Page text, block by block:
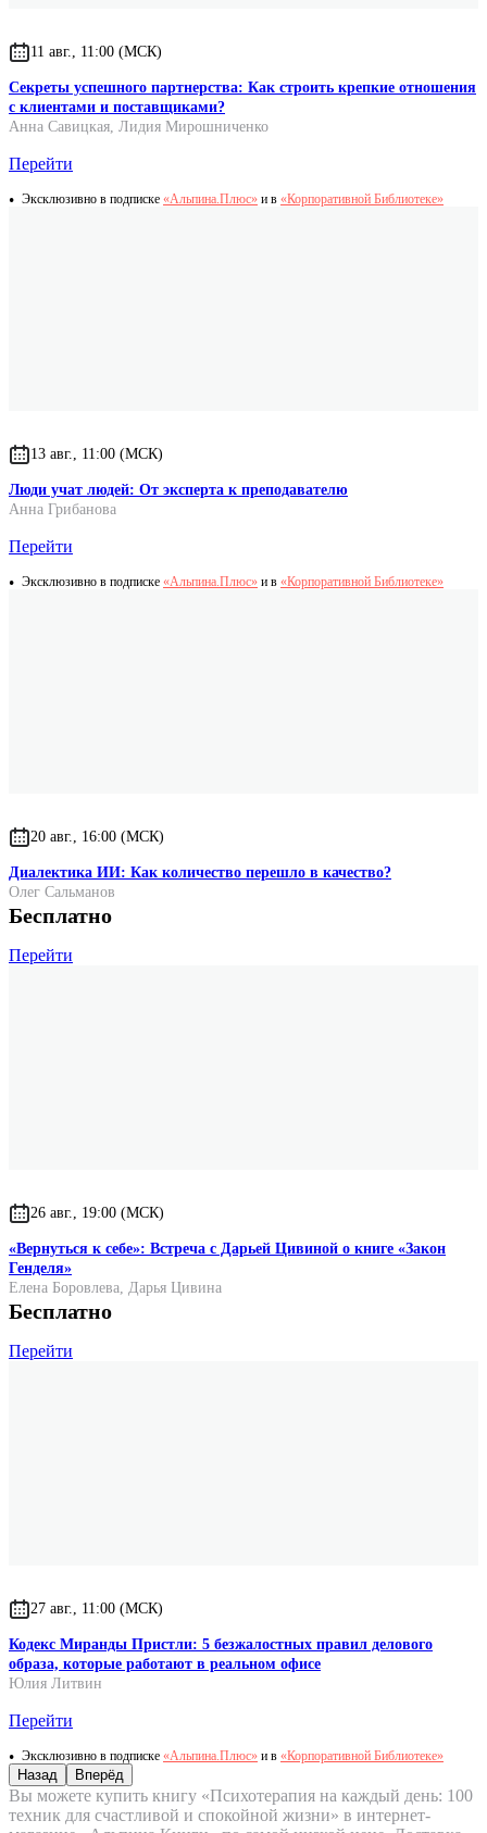
11 авг., 11:00 (МСК)
Секреты успешного партнерства: Как строить крепкие отношения
с клиентами и поставщиками?
Анна Савицкая, Лидия Мирошниченко
Перейти
Эксклюзивно в подписке «Альпина.Плюс» и в «Корпоративной Библиотеке»
13 авг., 11:00 (МСК)
Люди учат людей: От эксперта к преподавателю
Анна Грибанова
Перейти
Эксклюзивно в подписке «Альпина.Плюс» и в «Корпоративной Библиотеке»
20 авг., 16:00 (МСК)
Диалектика ИИ: Как количество перешло в качество?
Олег Сальманов
Бесплатно
Перейти
26 авг., 19:00 (МСК)
«Вернуться к себе»: Встреча с Дарьей Цивиной о книге «Закон
Генделя»
Елена Боровлева, Дарья Цивина
Бесплатно
Перейти
27 авг., 11:00 (МСК)
Кодекс Миранды Пристли: 5 безжалостных правил делового
образа, которые работают в реальном офисе
Юлия Литвин
Перейти
Эксклюзивно в подписке «Альпина.Плюс» и в «Корпоративной Библиотеке»
Назад Вперёд
Вы можете купить книгу «Психотерапия на каждый день: 100
техник для счастливой и спокойной жизни» в интернет-